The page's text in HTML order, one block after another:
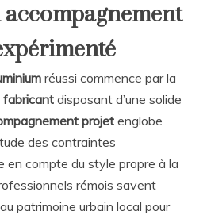
réussi commence par la
fabricant disposant d’une solide
projetenglobe
des contraintes
en compte du style propre à la
rémois savent
patrimoine urbain local pour